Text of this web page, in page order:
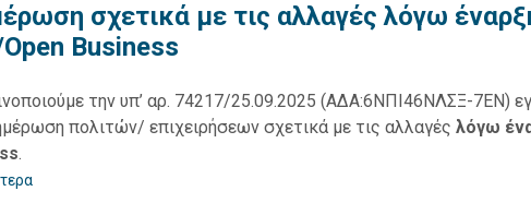
σχετικά με τις αλλαγές λόγω
Business
την υπ’ αρ. 74217/25.09.2025 (ΑΔΑ:6ΝΠΙ46ΝΛΣΞ-7ΕΝ)
πολιτών/ επιχειρήσεων σχετικά με τις αλλαγές λόγω
.